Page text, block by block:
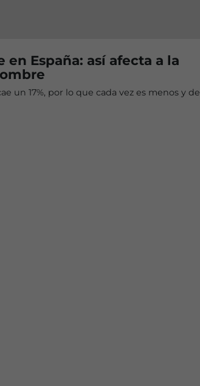
España: así afecta a la
un 17%, por lo que cada vez es menos y de